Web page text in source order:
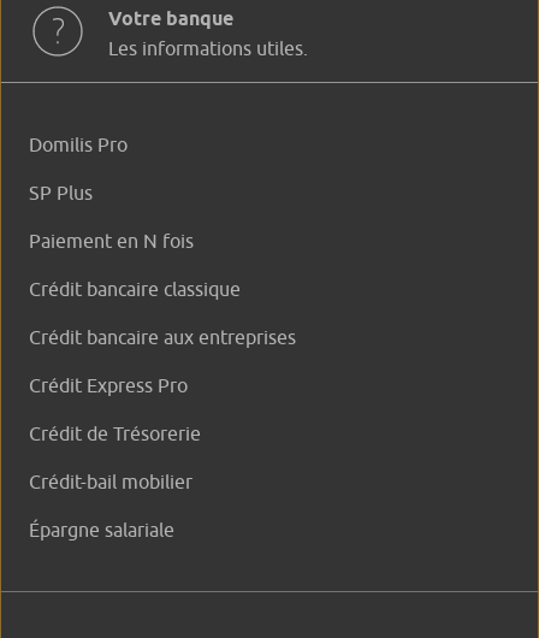
Votre banque
Les informations utiles.
Domilis Pro
SP Plus
Paiement en N fois
Crédit bancaire classique
Crédit bancaire aux entreprises
Crédit Express Pro
Crédit de Trésorerie
Crédit-bail mobilier
Épargne salariale